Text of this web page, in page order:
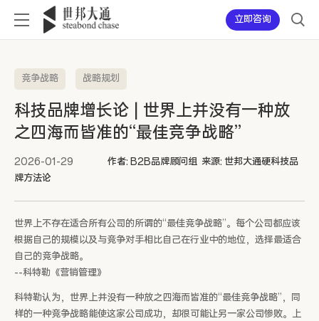
立即咨询
竞争战略 战略规划
科技品牌增长论 | 世界上并没有一种放
之四海而皆准的“最佳竞争战略”
2026-01-29
作者: B2B品牌顾问组 来源: 世邦大通硬科技品
牌方法论
世界上不存在适合所有公司的所谓的“最佳竞争战略”。每个公司都应该
根据自己的规模以及与竞争对手相比自己在行业中的地位，选择最适合
自己的竞争战略。
--科特勒《营销管理》
科特勒认为，世界上并没有一种放之四海而皆准的“最佳竞争战略”，同
样的一种竞争战略能使这家公司成功，却很可能让另一家公司惨败。上